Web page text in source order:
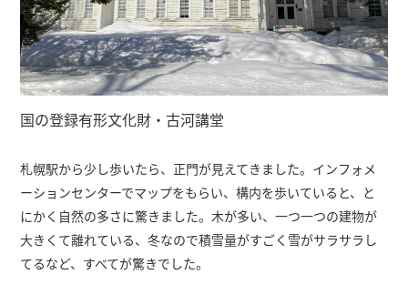
国の登録有形文化財・古河講堂
札幌駅から少し歩いたら、正門が見えてきました。インフォメ
ーションセンターでマップをもらい、構内を歩いていると、と
にかく自然の多さに驚きました。木が多い、一つ一つの建物が
大きくて離れている、冬なので積雪量がすごく雪がサラサラし
てるなど、すべてが驚きでした。